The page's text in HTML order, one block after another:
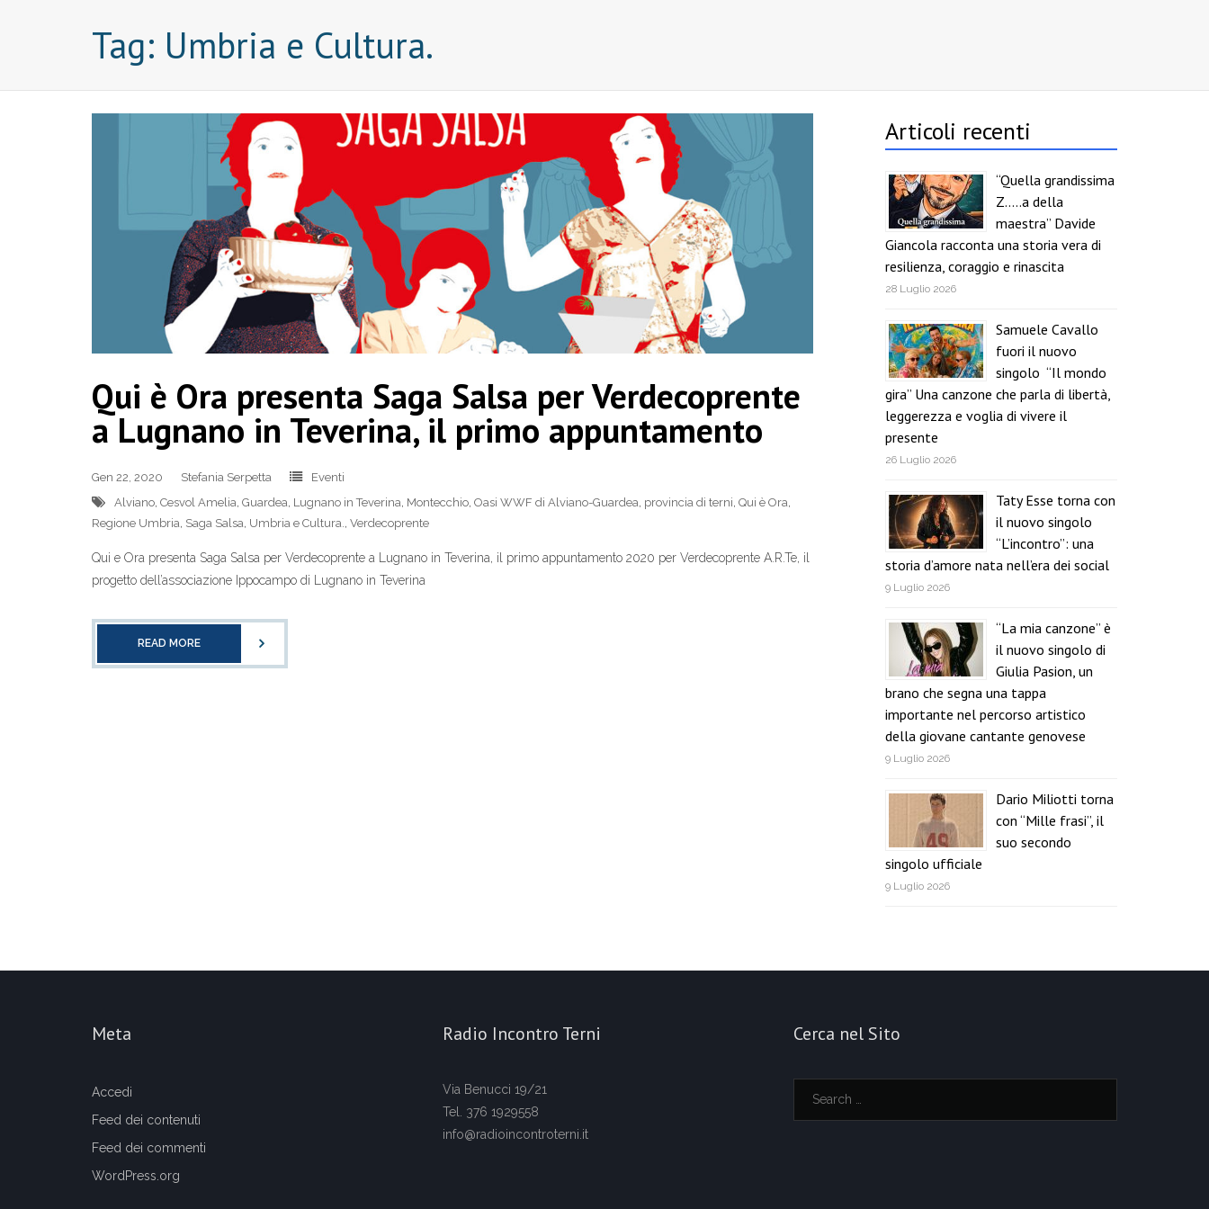
Tag: Umbria e Cultura.
Qui è Ora presenta Saga Salsa per Verdecoprente
a Lugnano in Teverina, il primo appuntamento
Gen 22, 2020 Stefania Serpetta
Eventi
Alviano, Cesvol Amelia, Guardea, Lugnano in Teverina, Montecchio, Oasi WWF di Alviano-Guardea, provincia di terni, Qui è Ora,
Regione Umbria, Saga Salsa, Umbria e Cultura., Verdecoprente
Qui e Ora presenta Saga Salsa per Verdecoprente a Lugnano in Teverina, il primo appuntamento 2020 per Verdecoprente A.R.Te, il
progetto dell’associazione Ippocampo di Lugnano in Teverina
READ MORE
Articoli recenti
“Quella grandissima
Z…..a della
maestra” Davide
Giancola racconta una storia vera di
resilienza, coraggio e rinascita
28 Luglio 2026
Samuele Cavallo
fuori il nuovo
singolo “Il mondo
gira” Una canzone che parla di libertà,
leggerezza e voglia di vivere il
presente
26 Luglio 2026
Taty Esse torna con
il nuovo singolo
“L’incontro”: una
storia d’amore nata nell’era dei social
9 Luglio 2026
“La mia canzone” è
il nuovo singolo di
Giulia Pasion, un
brano che segna una tappa
importante nel percorso artistico
della giovane cantante genovese
9 Luglio 2026
Dario Miliotti torna
con “Mille frasi”, il
suo secondo
singolo ufficiale
9 Luglio 2026
Meta
Accedi
Feed dei contenuti
Feed dei commenti
WordPress.org
Radio Incontro Terni
Via Benucci 19/21
Tel. 376 1929558
info@radioincontroterni.it
Cerca nel Sito